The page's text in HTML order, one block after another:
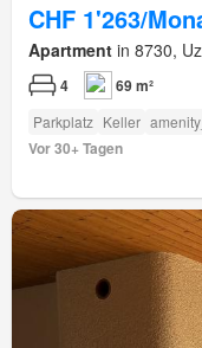
CHF 1'263/
Apartment in 8730,
4 69 m²
Parkplatz Keller
Vor 30+ Tagen